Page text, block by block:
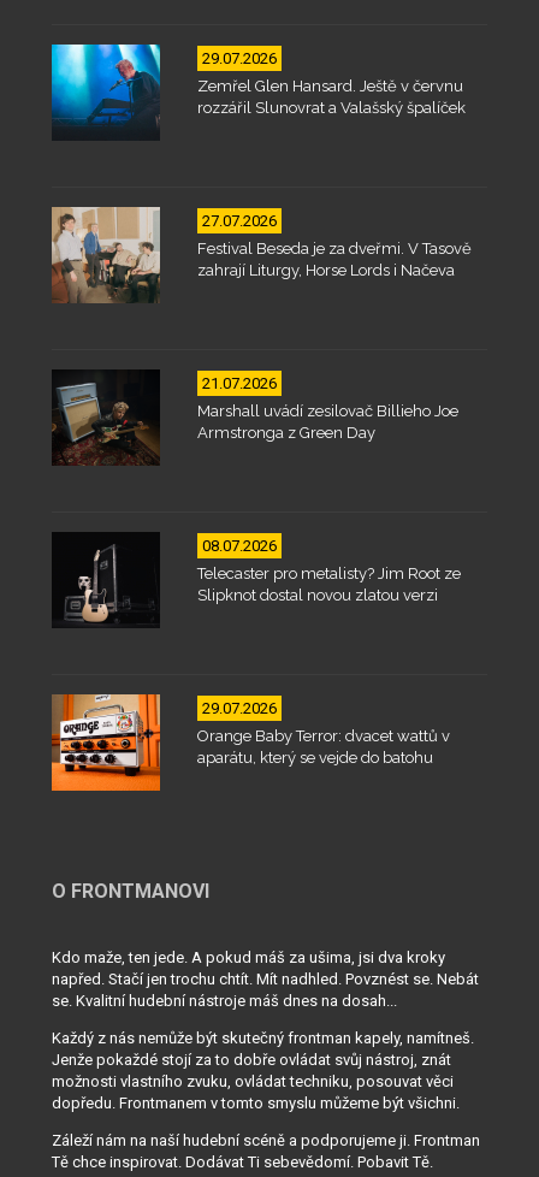
29.07.2026
Zemřel Glen Hansard. Ještě v červnu
rozzářil Slunovrat a Valašský špalíček
27.07.2026
Festival Beseda je za dveřmi. V Tasově
zahrají Liturgy, Horse Lords i Načeva
21.07.2026
Marshall uvádí zesilovač Billieho Joe
Armstronga z Green Day
08.07.2026
Telecaster pro metalisty? Jim Root ze
Slipknot dostal novou zlatou verzi
29.07.2026
Orange Baby Terror: dvacet wattů v
aparátu, který se vejde do batohu
O FRONTMANOVI
Kdo maže, ten jede. A pokud máš za ušima, jsi dva kroky
napřed. Stačí jen trochu chtít. Mít nadhled. Povznést se. Nebát
se. Kvalitní hudební nástroje máš dnes na dosah...
Každý z nás nemůže být skutečný frontman kapely, namítneš.
Jenže pokaždé stojí za to dobře ovládat svůj nástroj, znát
možnosti vlastního zvuku, ovládat techniku, posouvat věci
dopředu. Frontmanem v tomto smyslu můžeme být všichni.
Záleží nám na naší hudební scéně a podporujeme ji. Frontman
Tě chce inspirovat. Dodávat Ti sebevědomí. Pobavit Tě.